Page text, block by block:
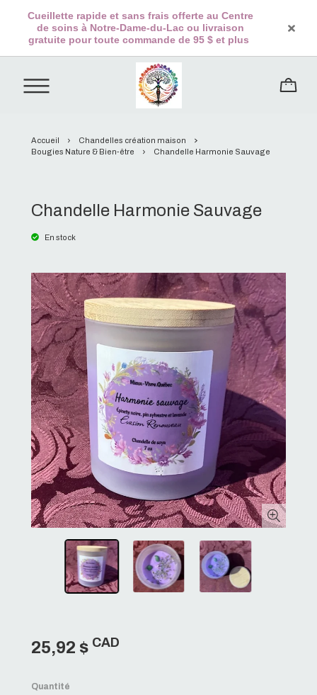
Cueillette rapide et sans frais offerte au Centre
de soins à Notre-Dame-du-Lac ou livraison
gratuite pour toute commande de 95 $ et plus
Accueil
Chandelles création maison
Bougies Nature & Bien-être
Chandelle Harmonie Sauvage
Chandelle Harmonie Sauvage
En stock
25,92 $ CAD
Quantité